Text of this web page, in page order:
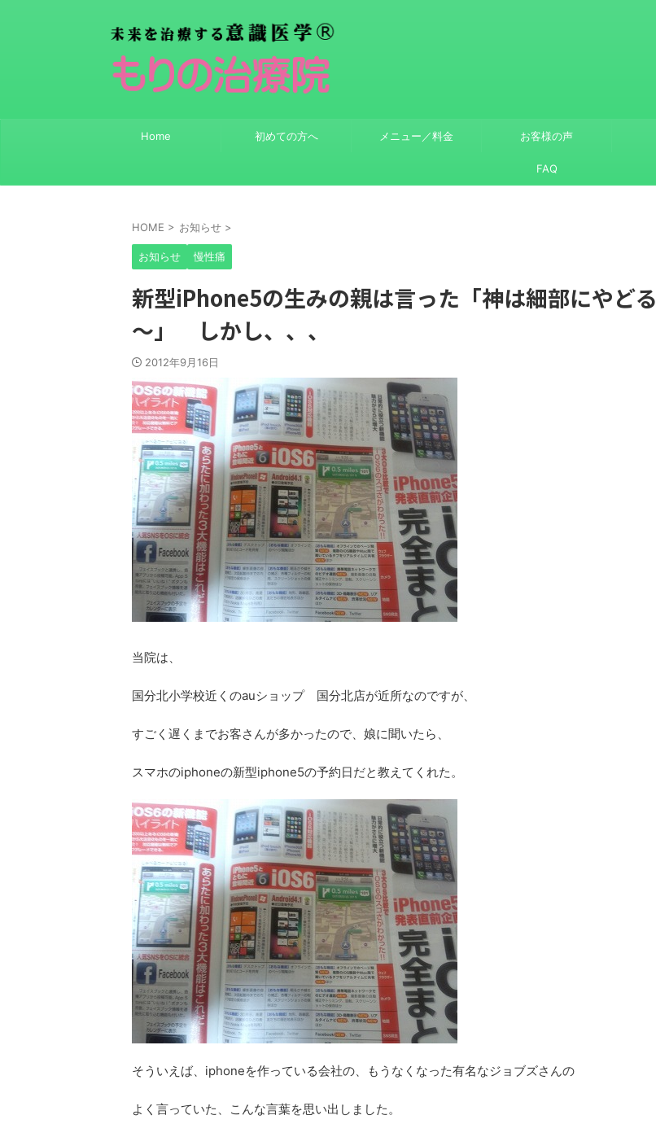
Home 初めての方へ メニュー／料金 お客様の声
FAQ
HOME > お知らせ >
お知らせ 慢性痛
新型iPhone5の生みの親は言った「神は細部にやどる
～」 しかし、、、
2012年9月16日
当院は、
国分北小学校近くのauショップ 国分北店が近所なのですが、
すごく遅くまでお客さんが多かったので、娘に聞いたら、
スマホのiphoneの新型iphone5の予約日だと教えてくれた。
そういえば、iphoneを作っている会社の、もうなくなった有名なジョブズさんの
よく言っていた、こんな言葉を思い出しました。